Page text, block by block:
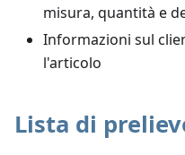
misura, quantità e
Informazioni sul
l'articolo
Lista di